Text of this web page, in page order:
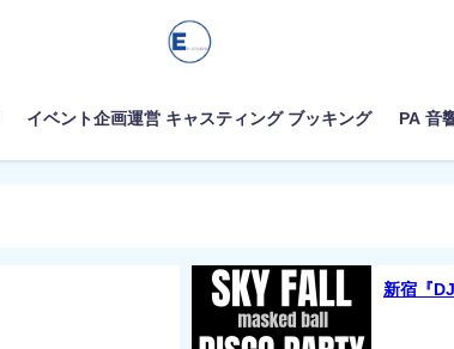
イベント企画運営 キャスティング ブッキング PA 音
新宿『